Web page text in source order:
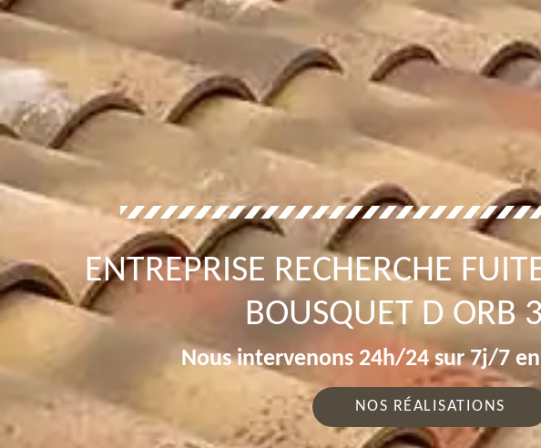
ENTREPRISE RECHERCHE
BOUSQUET D ORB
Nous intervenons 24h/24 sur 7j/7
NOS RÉALISATIONS